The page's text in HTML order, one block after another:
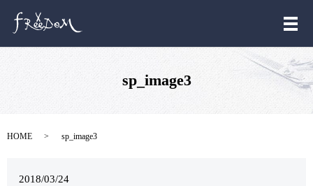
メ
sp_image3
HOME sp_image3
2018/03/24